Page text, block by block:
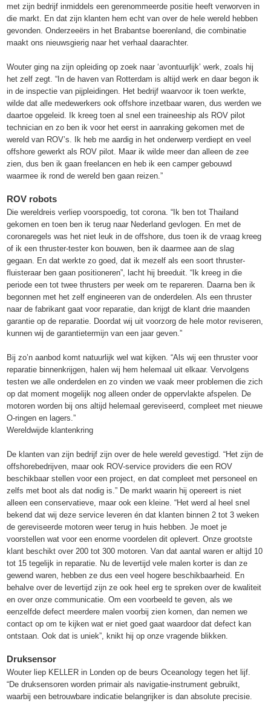
met zijn bedrijf inmiddels een gerenommeerde positie heeft verworven in
die markt. En dat zijn klanten hem echt van over de hele wereld hebben
gevonden. Onderzeeërs in het Brabantse boerenland, die combinatie
maakt ons nieuwsgierig naar het verhaal daarachter.
Wouter ging na zijn opleiding op zoek naar ‘avontuurlijk’ werk, zoals hij
het zelf zegt. “In de haven van Rotterdam is altijd werk en daar begon ik
in de inspectie van pijpleidingen. Het bedrijf waarvoor ik toen werkte,
wilde dat alle medewerkers ook offshore inzetbaar waren, dus werden we
daartoe opgeleid. Ik kreeg toen al snel een traineeship als ROV pilot
technician en zo ben ik voor het eerst in aanraking gekomen met de
wereld van ROV’s. Ik heb me aardig in het onderwerp verdiept en veel
offshore gewerkt als ROV pilot. Maar ik wilde meer dan alleen de zee
zien, dus ben ik gaan freelancen en heb ik een camper gebouwd
waarmee ik rond de wereld ben gaan reizen.”
ROV robots
Die wereldreis verliep voorspoedig, tot corona. “Ik ben tot Thailand
gekomen en toen ben ik terug naar Nederland gevlogen. En met de
coronaregels was het niet leuk in de offshore, dus toen ik de vraag kreeg
of ik een thruster-tester kon bouwen, ben ik daarmee aan de slag
gegaan. En dat werkte zo goed, dat ik mezelf als een soort thruster-
fluisteraar ben gaan positioneren”, lacht hij breeduit. “Ik kreeg in die
periode een tot twee thrusters per week om te repareren. Daarna ben ik
begonnen met het zelf engineeren van de onderdelen. Als een thruster
naar de fabrikant gaat voor reparatie, dan krijgt de klant drie maanden
garantie op de reparatie. Doordat wij uit voorzorg de hele motor reviseren,
kunnen wij de garantietermijn van een jaar geven.”
Bij zo’n aanbod komt natuurlijk wel wat kijken. “Als wij een thruster voor
reparatie binnenkrijgen, halen wij hem helemaal uit elkaar. Vervolgens
testen we alle onderdelen en zo vinden we vaak meer problemen die zich
op dat moment mogelijk nog alleen onder de oppervlakte afspelen. De
motoren worden bij ons altijd helemaal gereviseerd, compleet met nieuwe
O-ringen en lagers.”
Wereldwijde klantenkring
De klanten van zijn bedrijf zijn over de hele wereld gevestigd. “Het zijn de
offshorebedrijven, maar ook ROV-service providers die een ROV
beschikbaar stellen voor een project, en dat compleet met personeel en
zelfs met boot als dat nodig is.” De markt waarin hij opereert is niet
alleen een conservatieve, maar ook een kleine. “Het werd al heel snel
bekend dat wij deze service leveren én dat klanten binnen 2 tot 3 weken
de gereviseerde motoren weer terug in huis hebben. Je moet je
voorstellen wat voor een enorme voordelen dit oplevert. Onze grootste
klant beschikt over 200 tot 300 motoren. Van dat aantal waren er altijd 10
tot 15 tegelijk in reparatie. Nu de levertijd vele malen korter is dan ze
gewend waren, hebben ze dus een veel hogere beschikbaarheid. En
behalve over de levertijd zijn ze ook heel erg te spreken over de kwaliteit
en over onze communicatie. Om een voorbeeld te geven, als we
eenzelfde defect meerdere malen voorbij zien komen, dan nemen we
contact op om te kijken wat er niet goed gaat waardoor dat defect kan
ontstaan. Ook dat is uniek”, knikt hij op onze vragende blikken.
Druksensor
Wouter liep KELLER in Londen op de beurs Oceanology tegen het lijf.
“De druksensoren worden primair als navigatie-instrument gebruikt,
waarbij een betrouwbare indicatie belangrijker is dan absolute precisie.